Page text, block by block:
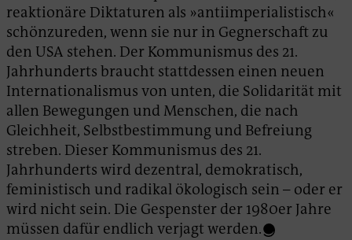
reaktionäre Diktaturen als »antiimperialistisch«
schönzureden, wenn sie nur in Gegnerschaft zu
den USA stehen. Der Kommunismus des 21.
Jahrhunderts braucht stattdessen einen neuen
Internationalismus von unten, die Solidarität mit
allen Bewegungen und Menschen, die nach
Gleichheit, Selbstbestimmung und Befreiung
streben. Dieser Kommunismus des 21.
Jahrhunderts wird dezentral, demokratisch,
feministisch und radikal ökologisch sein – oder er
wird nicht sein. Die Gespenster der 1980er Jahre
müssen dafür endlich verjagt werden.